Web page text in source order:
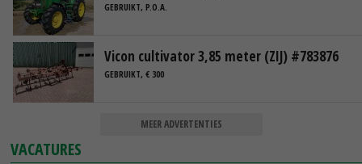
GEBRUIKT, P.O.A.
Vicon cultivator 3,85 meter (ZIJ) #783876
GEBRUIKT, € 300
MEER ADVERTENTIES
VACATURES